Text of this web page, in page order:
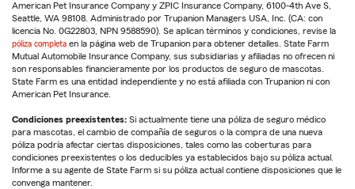
American Pet Insurance Company y ZPIC Insurance Company, 6100-4th Ave S,
Seattle, WA 98108. Administrado por Trupanion Managers USA, Inc. (CA: con
licencia No. 0G22803, NPN 9588590). Se aplican términos y condiciones, revise la
póliza completa en la página web de Trupanion para obtener detalles. State Farm
Mutual Automobile Insurance Company, sus subsidiarias y afiliadas no ofrecen ni
son responsables financieramente por los productos de seguro de mascotas.
State Farm es una entidad independiente y no está afiliada con Trupanion ni con
American Pet Insurance.
Condiciones preexistentes: Si actualmente tiene una póliza de seguro médico
para mascotas, el cambio de compañía de seguros o la compra de una nueva
póliza podría afectar ciertas disposiciones, tales como las coberturas para
condiciones preexistentes o los deducibles ya establecidos bajo su póliza actual.
Informe a su agente de State Farm si su póliza actual contiene disposiciones que le
convenga mantener.